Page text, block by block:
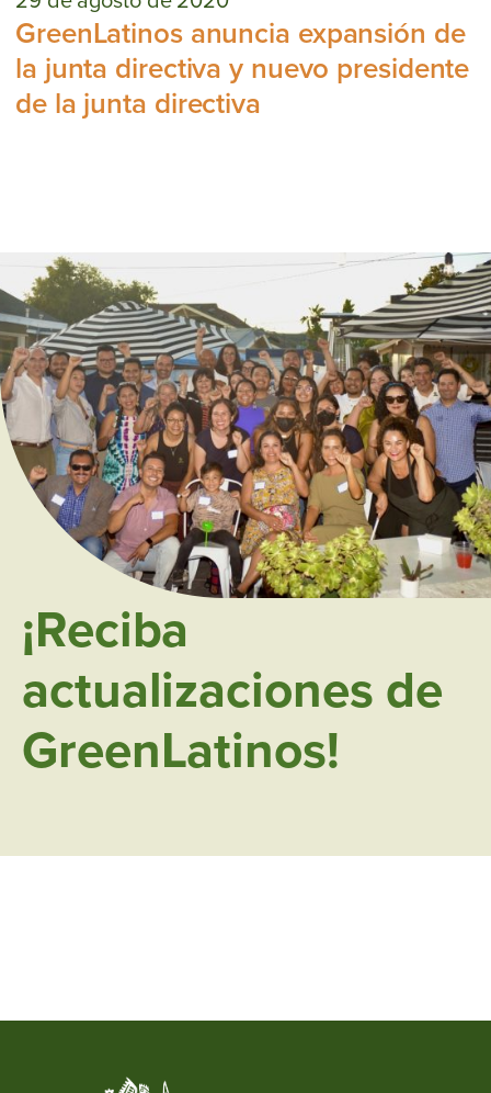
GreenLatinos anuncia expansión de
la junta directiva y nuevo presidente
de la junta directiva
¡Reciba
actualizaciones de
GreenLatinos!